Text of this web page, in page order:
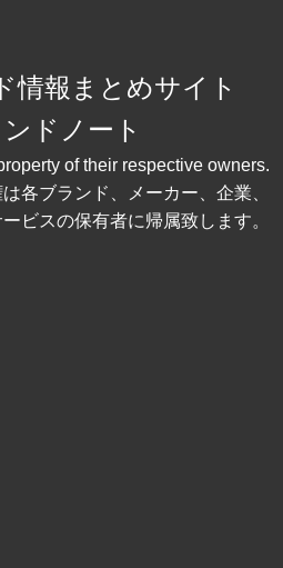
情報まとめサイト
ドノート
of their respective owners.
各ブランド、メーカー、企業、
ビスの保有者に帰属致します。